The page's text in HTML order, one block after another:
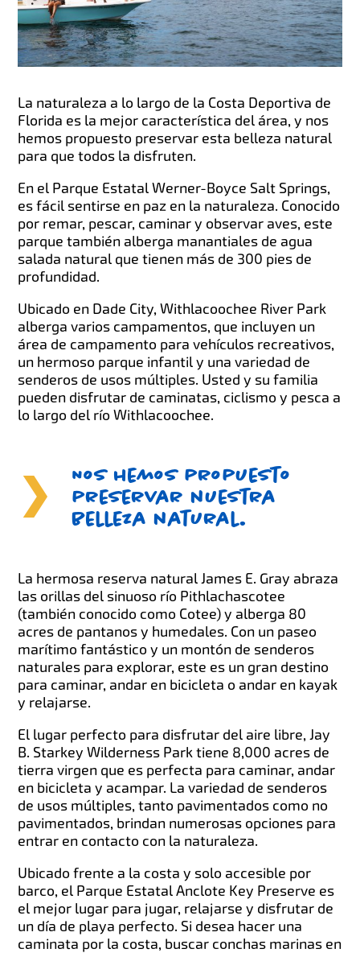
La naturaleza a lo largo de la Costa Deportiva de
Florida es la mejor característica del área, y nos
hemos propuesto preservar esta belleza natural
para que todos la disfruten.
En el Parque Estatal Werner-Boyce Salt Springs,
es fácil sentirse en paz en la naturaleza. Conocido
por remar, pescar, caminar y observar aves, este
parque también alberga manantiales de agua
salada natural que tienen más de 300 pies de
profundidad.
Ubicado en Dade City, Withlacoochee River Park
alberga varios campamentos, que incluyen un
área de campamento para vehículos recreativos,
un hermoso parque infantil y una variedad de
senderos de usos múltiples. Usted y su familia
pueden disfrutar de caminatas, ciclismo y pesca a
lo largo del río Withlacoochee.
Nos hemos propuesto
preservar nuestra
belleza natural.
La hermosa reserva natural James E. Gray abraza
las orillas del sinuoso río Pithlachascotee
(también conocido como Cotee) y alberga 80
acres de pantanos y humedales. Con un paseo
marítimo fantástico y un montón de senderos
naturales para explorar, este es un gran destino
para caminar, andar en bicicleta o andar en kayak
y relajarse.
El lugar perfecto para disfrutar del aire libre, Jay
B. Starkey Wilderness Park tiene 8,000 acres de
tierra virgen que es perfecta para caminar, andar
en bicicleta y acampar. La variedad de senderos
de usos múltiples, tanto pavimentados como no
pavimentados, brindan numerosas opciones para
entrar en contacto con la naturaleza.
Ubicado frente a la costa y solo accesible por
barco, el Parque Estatal Anclote Key Preserve es
el mejor lugar para jugar, relajarse y disfrutar de
un día de playa perfecto. Si desea hacer una
caminata por la costa, buscar conchas marinas en